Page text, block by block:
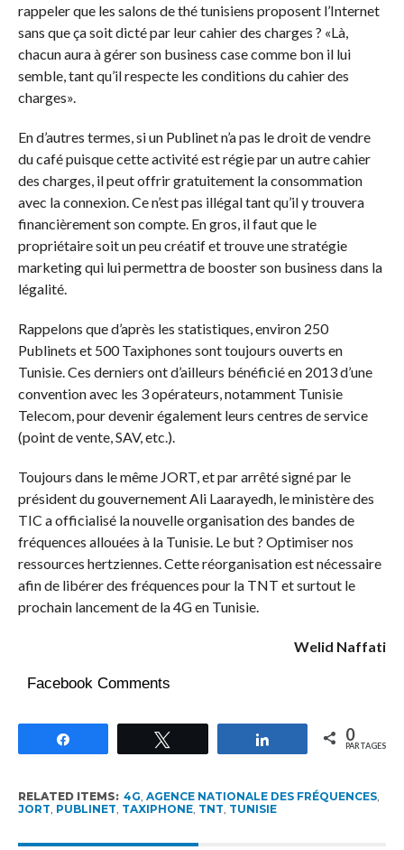
rappeler que les salons de thé tunisiens proposent l’Internet
sans que ça soit dicté par leur cahier des charges ? «Là,
chacun aura à gérer son business case comme bon il lui
semble, tant qu’il respecte les conditions du cahier des
charges».
En d’autres termes, si un Publinet n’a pas le droit de vendre
du café puisque cette activité est régie par un autre cahier
des charges, il peut offrir gratuitement la consommation
avec la connexion. Ce n’est pas illégal tant qu’il y trouvera
financièrement son compte. En gros, il faut que le
propriétaire soit un peu créatif et trouve une stratégie
marketing qui lui permettra de booster son business dans la
légalité.
Rappelons que d’après les statistiques, environ 250
Publinets et 500 Taxiphones sont toujours ouverts en
Tunisie. Ces derniers ont d’ailleurs bénéficié en 2013 d’une
convention avec les 3 opérateurs, notamment Tunisie
Telecom, pour devenir également leurs centres de service
(point de vente, SAV, etc.).
Toujours dans le même JORT, et par arrêté signé par le
président du gouvernement Ali Laarayedh, le ministère des
TIC a officialisé la nouvelle organisation des bandes de
fréquences allouées à la Tunisie. Le but ? Optimiser nos
ressources hertziennes. Cette réorganisation est nécessaire
afin de libérer des fréquences pour la TNT et surtout le
prochain lancement de la 4G en Tunisie.
Welid Naffati
Facebook Comments
Partagez 0
PARTAGES
RELATED ITEMS: 4G AGENCE NATIONALE DES FRÉQUENCES,
JORT PUBLINET TAXIPHONE, TNT TUNISIE